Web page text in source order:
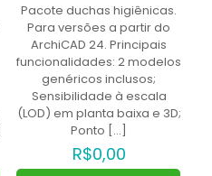
Pacote duchas higiênicas.
Para versões a partir do
ArchiCAD 24. Principais
funcionalidades: 2 modelos
genéricos inclusos;
Sensibilidade à escala
(LOD) em planta baixa e 3D;
Ponto […]
R$0,00